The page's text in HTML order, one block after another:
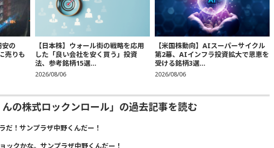
安の
売りも
【日本株】ウォール街の戦略を応用
した「良い会社を安く買う」投資
法、参考銘柄15選...
2026/08/06
【米国株動向】AIスーパーサイクル
第2幕、AIインフラ投資拡大で恩恵を
受ける銘柄3選...
2026/08/06
んの株式ロックンロール」の過去記事を読む
だ！サンプラザ中野くんだー！
ックかな。サンプラザ中野くんだー！